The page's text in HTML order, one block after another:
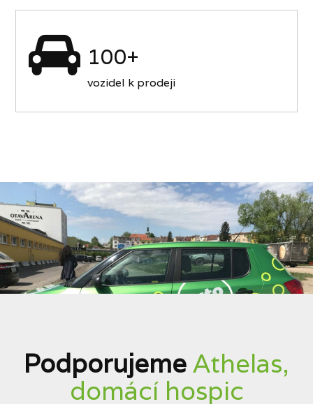
100+
vozidel k prodeji
PodporujemeAthelas,
domácí hospic